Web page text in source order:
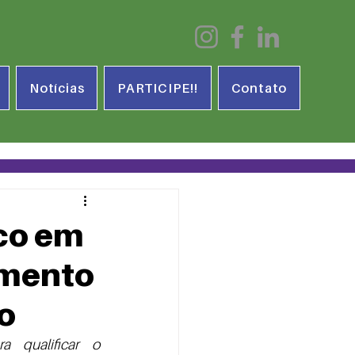
Notícias PARTICIPE!! Contato
em
qualificar o